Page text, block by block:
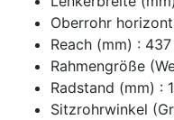
Oberrohr
Reach (mm) :
Rahmengröße
Radstand (mm) :
Sitzrohrwinkel